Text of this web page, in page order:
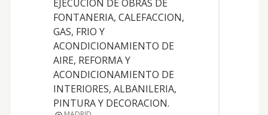
EJECUCION DE OBRAS DE
FONTANERIA, CALEFACCION,
GAS, FRIO Y
ACONDICIONAMIENTO DE
AIRE, REFORMA Y
ACONDICIONAMIENTO DE
INTERIORES, ALBANILERIA,
PINTURA Y DECORACION.